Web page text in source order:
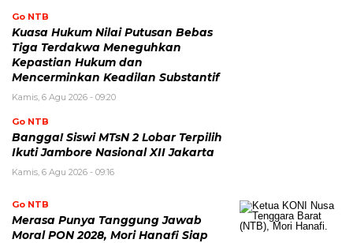
Go NTB
Kuasa Hukum Nilai Putusan Bebas
Tiga Terdakwa Meneguhkan
Kepastian Hukum dan
Mencerminkan Keadilan Substantif
Kamis, 6 Agu 2026 - 09:20
Go NTB
Bangga! Siswi MTsN 2 Lobar Terpilih
Ikuti Jambore Nasional XII Jakarta
Kamis, 6 Agu 2026 - 09:16
Go NTB
Merasa Punya Tanggung Jawab
Moral PON 2028, Mori Hanafi Siap